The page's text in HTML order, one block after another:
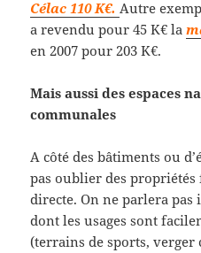
Célac 110 K€.Autre
a revendu pour 45 K€ la
en 2007 pour 203 K€.
Mais aussi des espaces
communales
A côté des bâtiments ou
pas oublier des
directe. On ne parlera
dont les usages sont
(terrains de sports,